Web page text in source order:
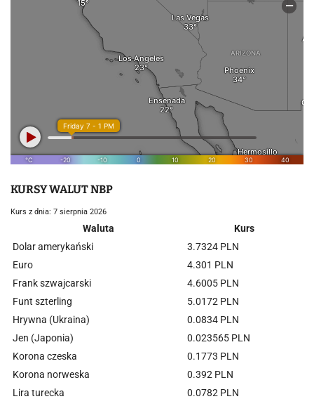
KURSY WALUT NBP
Kurs z dnia: 7 sierpnia 2026
Waluta
Kurs
Dolar amerykański
3.7324 PLN
Euro
4.301 PLN
Frank szwajcarski
4.6005 PLN
Funt szterling
5.0172 PLN
Hrywna (Ukraina)
0.0834 PLN
Jen (Japonia)
0.023565 PLN
Korona czeska
0.1773 PLN
Korona norweska
0.392 PLN
Lira turecka
0.0782 PLN